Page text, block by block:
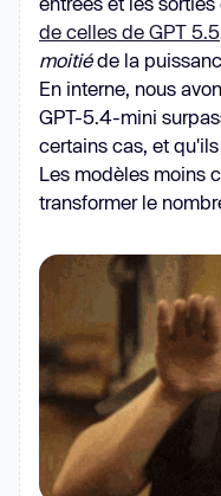
de celles de GPT 5.5
moitiéde la
En interne, nous
GPT-5.4-mini
certains cas, et
Les modèles moins
transformer le